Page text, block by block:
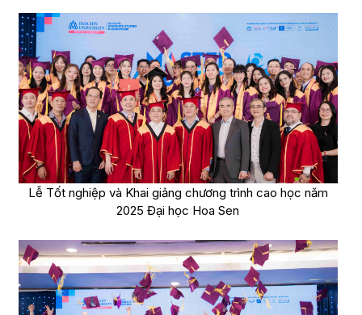
Lễ Tốt nghiệp và Khai giảng chương trình cao học năm
2025 Đại học Hoa Sen